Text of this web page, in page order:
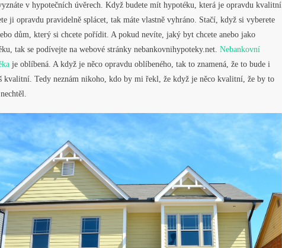
v hypotečních úvěrech. Když budete mít hypotéku, která je opravdu kvalitní
ji opravdu pravidelně splácet, tak máte vlastně vyhráno. Stačí, když si vyberete
dům, který si chcete pořídit. A pokud nevíte, jaký byt chcete anebo jako
tak se podívejte na webové stránky nebankovnihypoteky.net. Nebankovní
je oblíbená. A když je něco opravdu oblíbeného, tak to znamená, že to bude i
kvalitní. Tedy neznám nikoho, kdo by mi řekl, že když je něco kvalitní, že by to